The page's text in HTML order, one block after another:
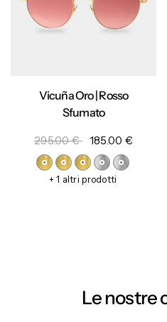
Vicuña Oro | Rosso
Sfumato
295.00 € 185.00 €
+ 1 altri prodotti
Le nostre